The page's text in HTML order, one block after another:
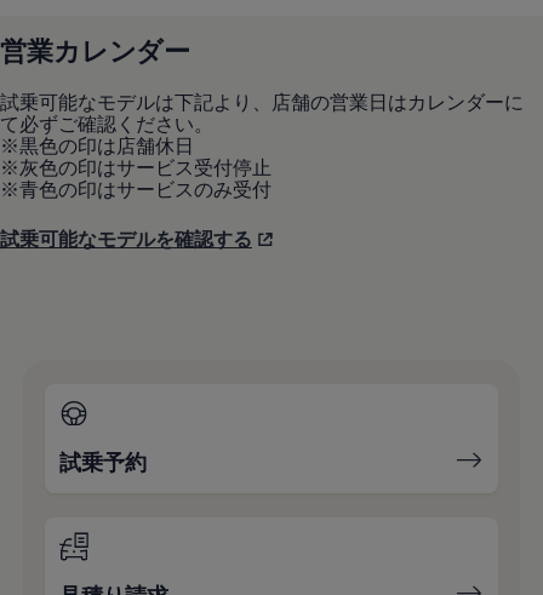
営業カレンダー
試乗可能なモデルは下記より、店舗の営業日はカレンダーに
て必ずご確認ください。
※黒色の印は店舗休日
※灰色の印はサービス受付停止
※青色の印はサービスのみ受付
試乗可能なモデルを確認する
試乗予約